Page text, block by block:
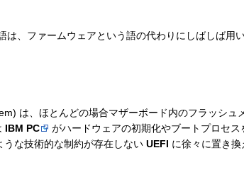
は、ファームウェアという語の代わりにしばしば用
は、ほとんどの場合マザーボード内のフラッシュ
IBM PC
がハードウェアの初期化やブートプロセ
な技術的な制約が存在しない UEFI に徐々に置き換